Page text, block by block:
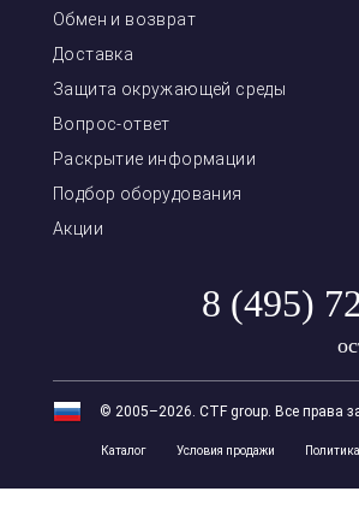
Обмен и возврат
Доставка
Защита окружающей среды
Вопрос-ответ
Раскрытие информации
Подбор оборудования
Акции
8 (495)
© 2005–2026. CTF group. Все права
Каталог Условия продажи